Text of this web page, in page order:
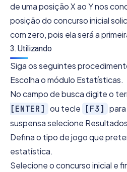
de uma posição X ao Y nos
posição do concurso inicial
com zero, pois ela será a
3. Utilizando
Siga os seguintes
Escolha o módulo Estatísticas.
No campo de busca digite o
[ENTER] ou tecle [F3]
suspensa selecione
Defina o tipo de jogo que
estatística.
Selecione o concurso inicial e